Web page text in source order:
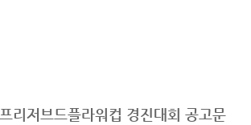
리저브드플라워컵 경진대회 공고문